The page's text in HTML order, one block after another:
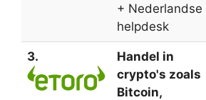
+ Nederlandse
helpdesk
3.
Handel in
crypto's zoals
Bitcoin,